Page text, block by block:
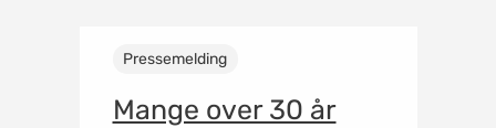
Pressemelding
Mange over 30 år